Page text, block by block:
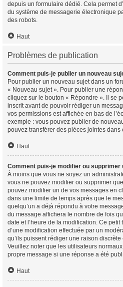
depuis un formulaire dédié. Cela permet
du système de messagerie électronique
des robots.
Haut
Problèmes de publication
Comment puis-je publier un nouveau
Pour publier un nouveau sujet dans un
« Nouveau sujet ». Pour publier une
cliquez sur le bouton « Répondre ». Il se
inscrit avant de pouvoir rédiger un
vos permissions est affichée en bas de
exemple : vous pouvez publier de
pouvez transférer des pièces jointes dans
Haut
Comment puis-je modifier ou supprimer
À moins que vous ne soyez un
vous ne pouvez modifier ou supprimer
pouvez modifier un de vos messages en
dans une limite de temps après que le
quelqu’un a déjà répondu à votre
du message affichera le nombre de fois
date et l’heure de la modification. Ce petit
d’une modification effectuée par un
qu’ils puissent rédiger une raison
Veuillez noter que les utilisateurs
propre message si une réponse a été
Haut